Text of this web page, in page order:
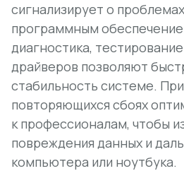
сигнализирует о
программным
диагностика,
драйверов позволяют
стабильность системе.
повторяющихся сбоях
к профессионалам, чтобы
повреждения данных и
компьютера или ноутбука.